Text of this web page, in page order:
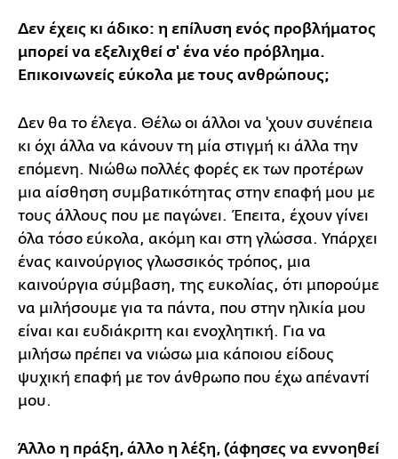
Δεν έχεις κι άδικο: η επίλυση ενός προβλήματος
μπορεί να εξελιχθεί σ' ένα νέο πρόβλημα.
Επικοινωνείς εύκολα με τους ανθρώπους;
Δεν θα το έλεγα. Θέλω οι άλλοι να 'χουν συνέπεια
κι όχι άλλα να κάνουν τη μία στιγμή κι άλλα την
επόμενη. Nιώθω πολλές φορές εκ των προτέρων
μια αίσθηση συμβατικότητας στην επαφή μου με
τους άλλους που με παγώνει. Έπειτα, έχουν γίνει
όλα τόσο εύκολα, ακόμη και στη γλώσσα. Υπάρχει
ένας καινούργιος γλωσσικός τρόπος, μια
καινούργια σύμβαση, της ευκολίας, ότι μπορούμε
να μιλήσουμε για τα πάντα, που στην ηλικία μου
είναι και ευδιάκριτη και ενοχλητική. Για να
μιλήσω πρέπει να νιώσω μια κάποιου είδους
ψυχική επαφή με τον άνθρωπο που έχω απέναντί
μου.
Άλλο η πράξη, άλλο η λέξη, (άφησες να εννοηθεί